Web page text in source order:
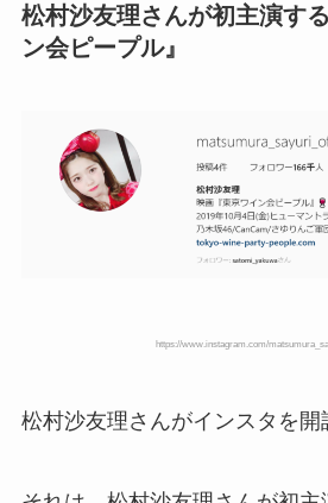
松村沙友理さんが初主演す
ン会ピープル』
https://www.instagram.com/
松村沙友理さんがインスタを開